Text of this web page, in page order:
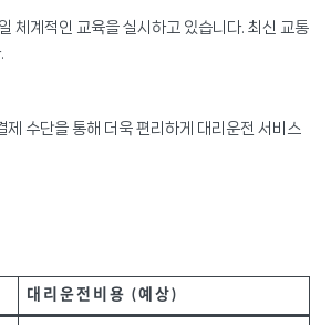
체계적인 교육을 실시하고 있습니다. 최신 교통
수단을 통해 더욱 편리하게 대리운전 서비스
대리운전비용 (예상)